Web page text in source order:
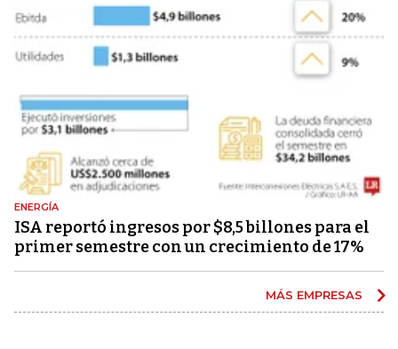
ENERGÍA
ISA reportó ingresos por $8,5 billones para el
primer semestre con un crecimiento de 17%
MÁS EMPRESAS